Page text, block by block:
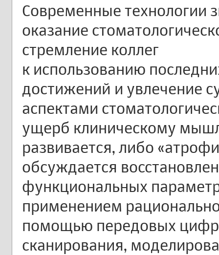
Современные технологии
оказание
стремление коллег
к использованию
достижений и увлечение
аспектами
ущерб клиническому
развивается, либо
обсуждается
функциональных
применением
помощью передовых
сканирования,